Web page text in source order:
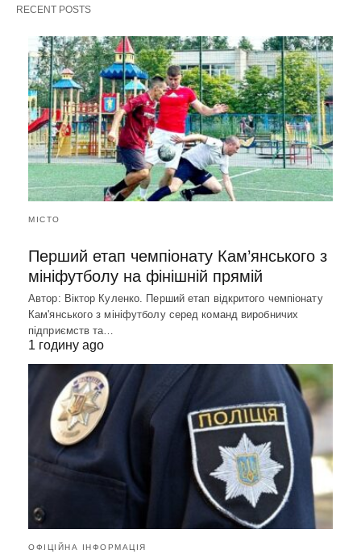
RECENT POSTS
МІСТО
Перший етап чемпіонату Кам’янського з
мініфутболу на фінішній прямій
Автор: Віктор Куленко. Перший етап відкритого чемпіонату
Кам'янського з мініфутболу серед команд виробничих
підприємств та…
1 годину ago
ОФІЦІЙНА ІНФОРМАЦІЯ